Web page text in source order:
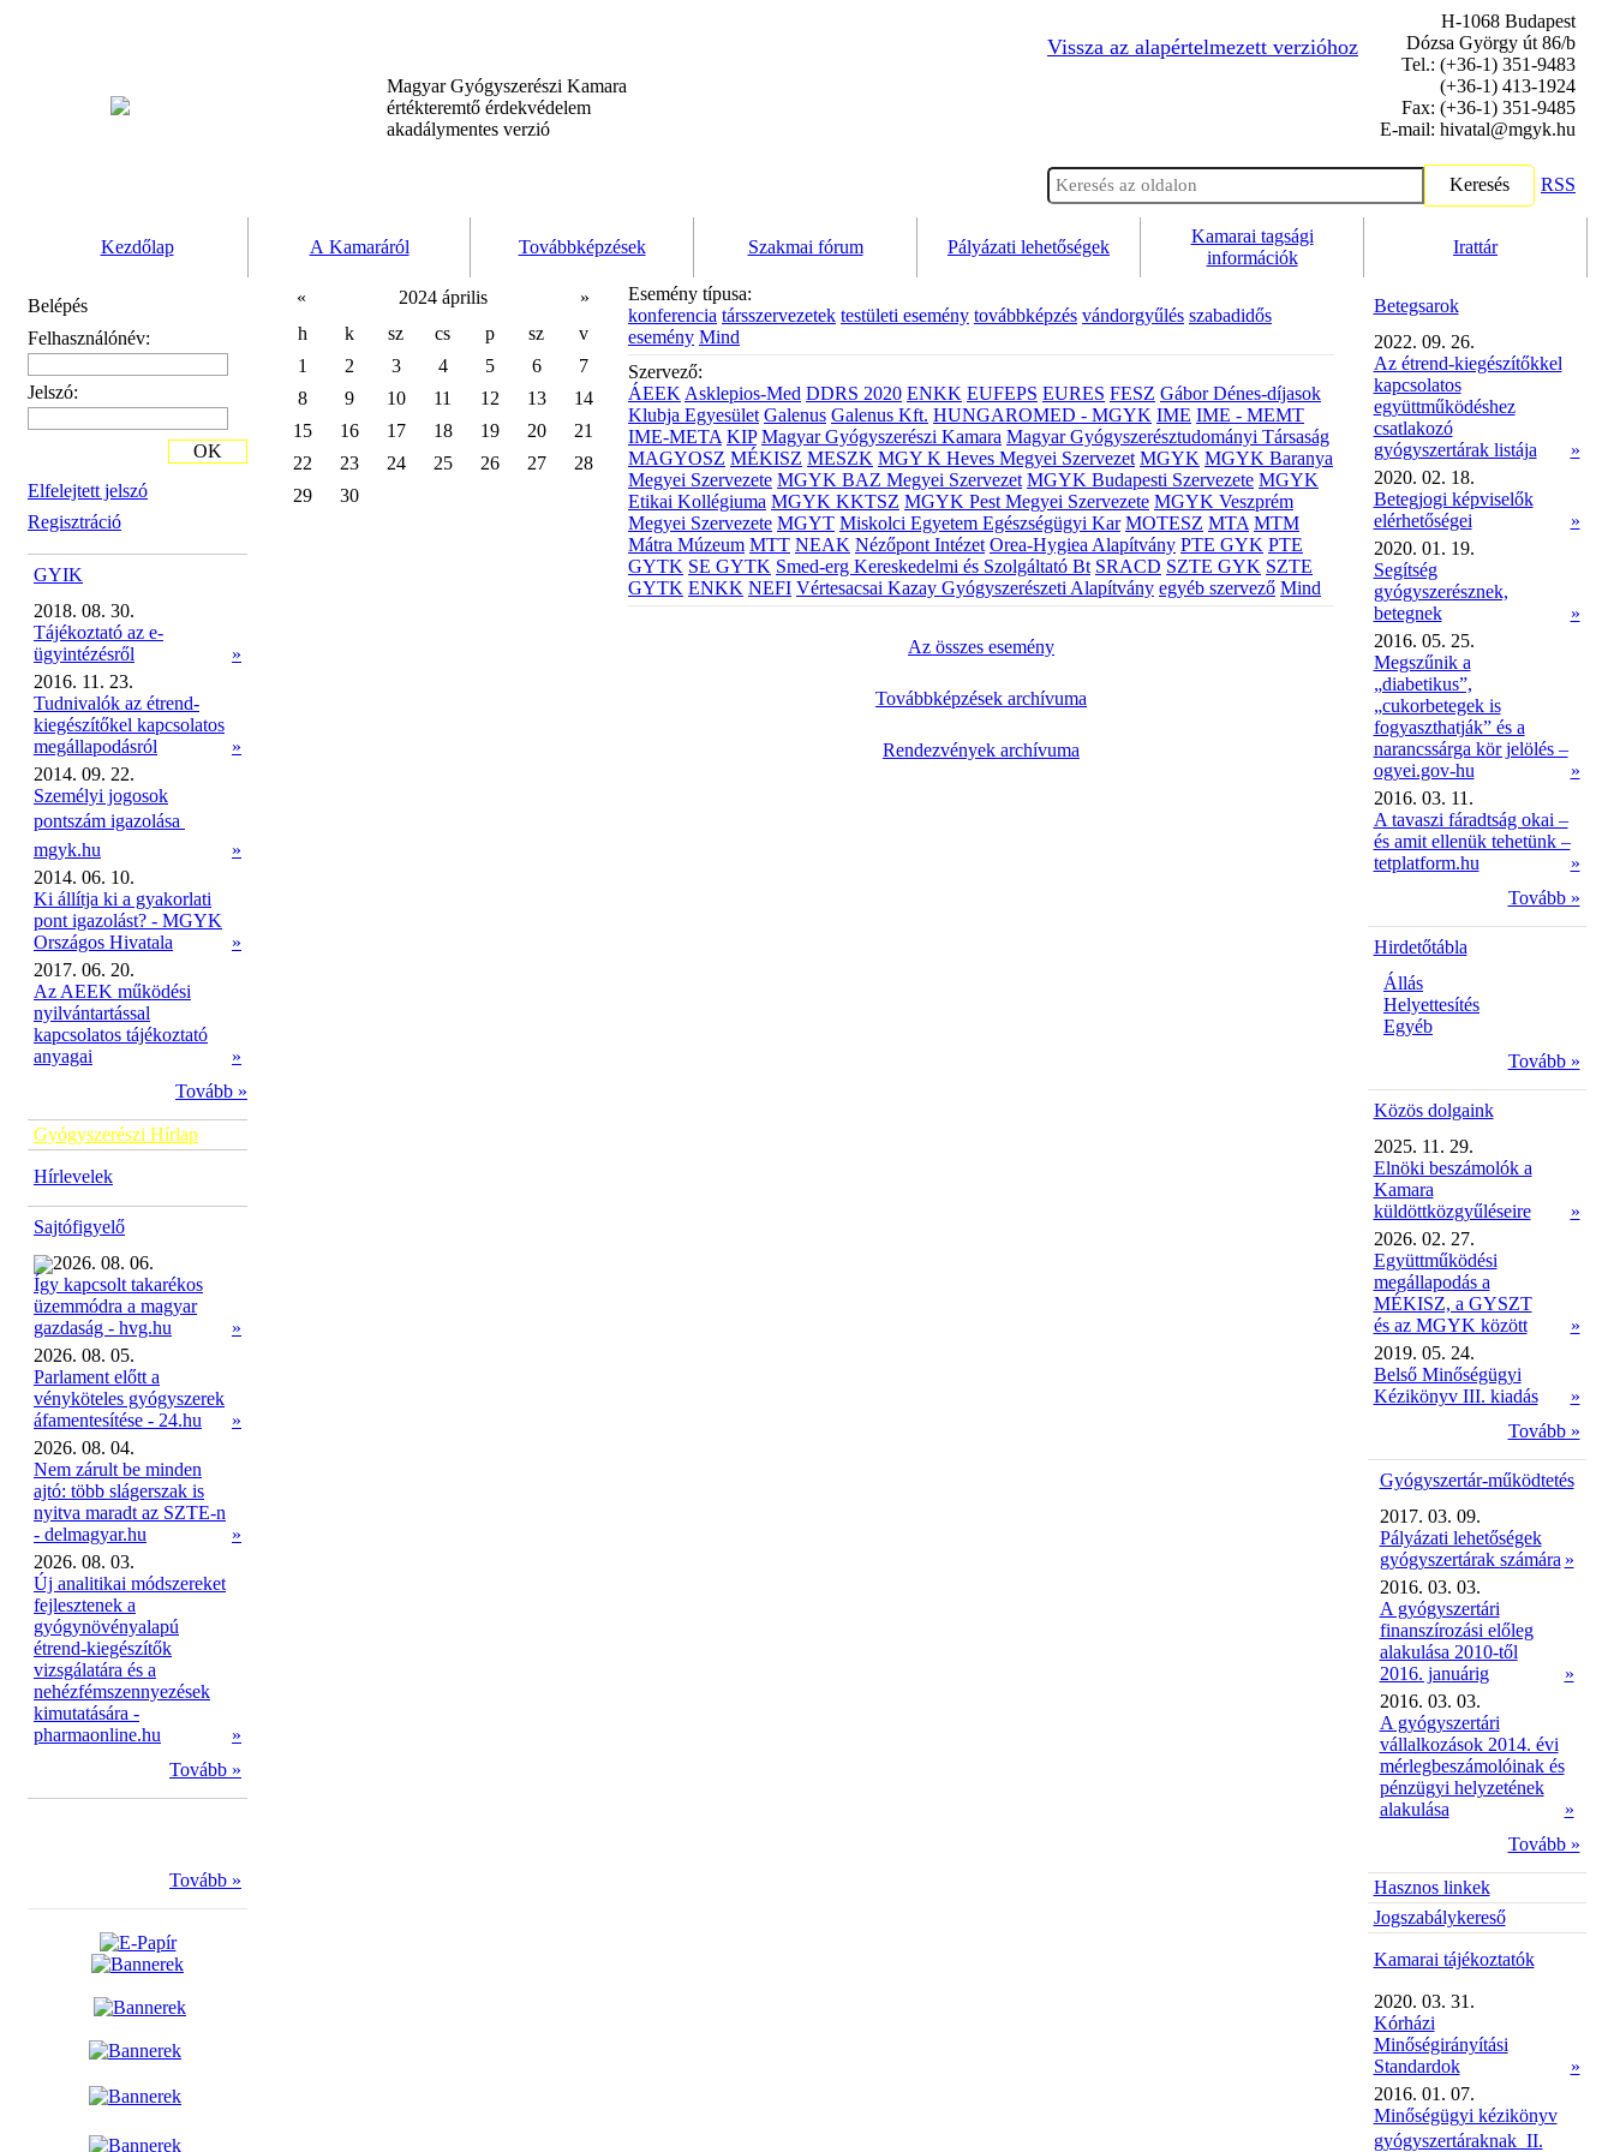
Magyar Gyógyszerészi Kamara
értékteremtő érdekvédelem
akadálymentes verzió
Vissza az alapértelmezett verzióhoz
H-1068 Budapest
Dózsa György út 86/b
Tel.: (+36-1) 351-9483
(+36-1) 413-1924
Fax: (+36-1) 351-9485
E-mail: hivatal@mgyk.hu
Keresés RSS
Kezdőlap A Kamaráról Továbbképzések Szakmai fórum Pályázati lehetőségek
Kamarai tagsági
információk
Irattár
Belépés
Felhasználónév:
Jelszó:
Elfelejtett jelszó
Regisztráció
OK
GYIK
2018. 08. 30.
Tájékoztató az e-
ügyintézésről
»
2016. 11. 23.
Tudnivalók az étrend-
kiegészítőkel kapcsolatos
megállapodásról
»
2014. 09. 22.
Személyi jogosok
pontszám igazolása 
mgyk.hu
»
2014. 06. 10.
Ki állítja ki a gyakorlati
pont igazolást? - MGYK
Országos Hivatala
»
2017. 06. 20.
Az AEEK működési
nyilvántartással
kapcsolatos tájékoztató
anyagai
»
Tovább »
Gyógyszerészi Hírlap
Hírlevelek
Sajtófigyelő
2026. 08. 06.
Így kapcsolt takarékos
üzemmódra a magyar
gazdaság - hvg.hu
»
2026. 08. 05.
Parlament előtt a
vényköteles gyógyszerek
áfamentesítése - 24.hu
»
2026. 08. 04.
Nem zárult be minden
ajtó: több slágerszak is
nyitva maradt az SZTE-n
- delmagyar.hu
»
2026. 08. 03.
Új analitikai módszereket
fejlesztenek a
gyógynövényalapú
étrend-kiegészítők
vizsgálatára és a
nehézfémszennyezések
kimutatására -
pharmaonline.hu
»
Tovább »
Tovább »
« 2024 április
»
h
k sz cs p sz
v
1
2 3 4 5 6
7
8
9 10 11 12 13
14
15
16 17 18 19 20
21
22
23 24 25 26 27
28
29
30
Esemény típusa:
konferencia társszervezetek testületi esemény továbbképzés vándorgyűlés szabadidős
esemény Mind
Szervező:
ÁEEK Asklepios-Med DDRS 2020 ENKK EUFEPS EURES FESZ Gábor Dénes-díjasok
Klubja Egyesület Galenus Galenus Kft. HUNGAROMED - MGYK IME IME - MEMT
IME-META KIP Magyar Gyógyszerészi Kamara Magyar Gyógyszerésztudományi Társaság
MAGYOSZ MÉKISZ MESZK MGY K Heves Megyei Szervezet MGYK MGYK Baranya
Megyei Szervezete MGYK BAZ Megyei Szervezet MGYK Budapesti Szervezete MGYK
Etikai Kollégiuma MGYK KKTSZ MGYK Pest Megyei Szervezete MGYK Veszprém
Megyei Szervezete MGYT Miskolci Egyetem Egészségügyi Kar MOTESZ MTA MTM
Mátra Múzeum MTT NEAK Nézőpont Intézet Orea-Hygiea Alapítvány PTE GYK PTE
GYTK SE GYTK Smed-erg Kereskedelmi és Szolgáltató Bt SRACD SZTE GYK SZTE
GYTK ENKK NEFI Vértesacsai Kazay Gyógyszerészeti Alapítvány egyéb szervező Mind
Az összes esemény
Továbbképzések archívuma
Rendezvények archívuma
Betegsarok
2022. 09. 26.
Az étrend-kiegészítőkkel
kapcsolatos
együttműködéshez
csatlakozó
gyógyszertárak listája
»
2020. 02. 18.
Betegjogi képviselők
elérhetőségei
»
2020. 01. 19.
Segítség
gyógyszerésznek,
betegnek
»
2016. 05. 25.
Megszűnik a
„diabetikus”,
„cukorbetegek is
fogyaszthatják” és a
narancssárga kör jelölés –
ogyei.gov-hu
»
2016. 03. 11.
A tavaszi fáradtság okai –
és amit ellenük tehetünk –
tetplatform.hu
»
Tovább »
Hirdetőtábla
Állás
Helyettesítés
Egyéb
Tovább »
Közös dolgaink
2025. 11. 29.
Elnöki beszámolók a
Kamara
küldöttközgyűléseire
»
2026. 02. 27.
Együttműködési
megállapodás a
MÉKISZ, a GYSZT
és az MGYK között
»
2019. 05. 24.
Belső Minőségügyi
Kézikönyv III. kiadás
»
Tovább »
Gyógyszertár-működtetés
2017. 03. 09.
Pályázati lehetőségek
gyógyszertárak számára »
2016. 03. 03.
A gyógyszertári
finanszírozási előleg
alakulása 2010-től
2016. januárig
»
2016. 03. 03.
A gyógyszertári
vállalkozások 2014. évi
mérlegbeszámolóinak és
pénzügyi helyzetének
alakulása
»
Tovább »
Hasznos linkek
Jogszabálykereső
Kamarai tájékoztatók
2020. 03. 31.
Kórházi
Minőségirányítási
Standardok
»
2016. 01. 07.
Minőségügyi kézikönyv
gyógyszertáraknak  II.